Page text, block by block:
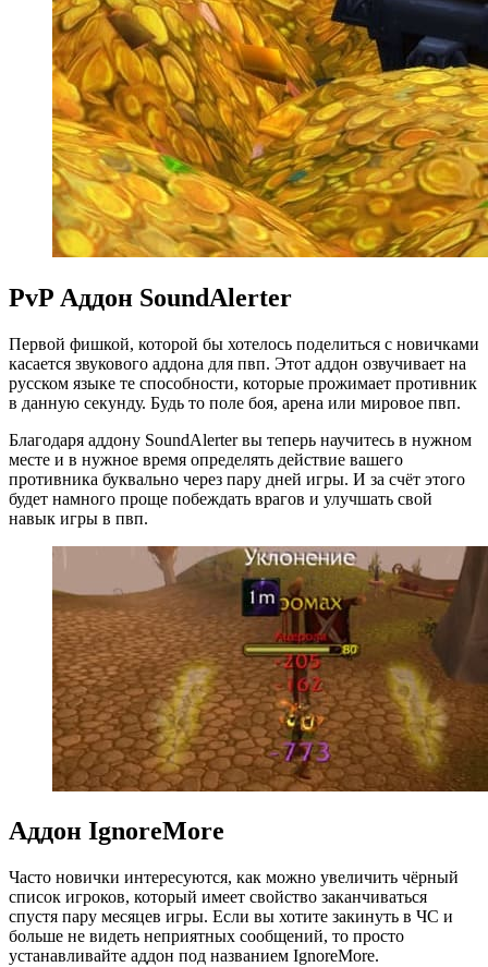
PvP Аддон SoundAlerter
Первой фишкой, которой бы хотелось поделиться с новичками
касается звукового аддона для пвп. Этот аддон озвучивает на
русском языке те способности, которые прожимает противник
в данную секунду. Будь то поле боя, арена или мировое пвп.
Благодаря аддону SoundAlerter вы теперь научитесь в нужном
месте и в нужное время определять действие вашего
противника буквально через пару дней игры. И за счёт этого
будет намного проще побеждать врагов и улучшать свой
навык игры в пвп.
Аддон IgnoreMore
Часто новички интересуются, как можно увеличить чёрный
список игроков, который имеет свойство заканчиваться
спустя пару месяцев игры. Если вы хотите закинуть в ЧС и
больше не видеть неприятных сообщений, то просто
устанавливайте аддон под названием IgnoreMore.